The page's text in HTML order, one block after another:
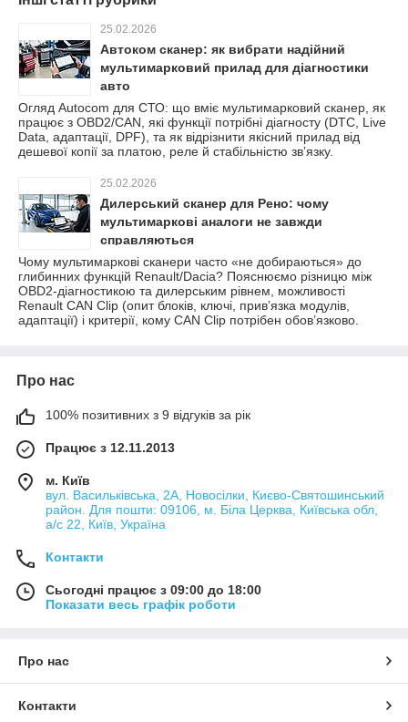
25.02.2026
Автоком сканер: як вибрати надійний
мультимарковий прилад для діагностики
авто
Огляд Autocom для СТО: що вміє мультимарковий сканер, як
працює з OBD2/CAN, які функції потрібні діагносту (DTC, Live
Data, адаптації, DPF), та як відрізнити якісний прилад від
дешевої копії за платою, реле й стабільністю зв’язку.
25.02.2026
Дилерський сканер для Рено: чому
мультимаркові аналоги не завжди
справляються
Чому мультимаркові сканери часто «не добираються» до
глибинних функцій Renault/Dacia? Пояснюємо різницю між
OBD2-діагностикою та дилерським рівнем, можливості
Renault CAN Clip (опит блоків, ключі, прив’язка модулів,
адаптації) і критерії, кому CAN Clip потрібен обов’язково.
Про нас
100% позитивних з 9 відгуків за рік
Працює з 12.11.2013
м. Київ
вул. Васильківська, 2А, Новосілки, Києво-Святошинський
район. Для пошти: 09106, м. Біла Церква, Київська обл,
а/с 22, Київ, Україна
Контакти
Сьогодні працює з 09:00 до 18:00
Показати весь графік роботи
Про нас
Контакти